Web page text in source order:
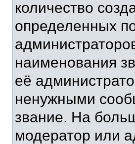
количество
определенных
наименования
её
ненужными
звание. На
модератор или